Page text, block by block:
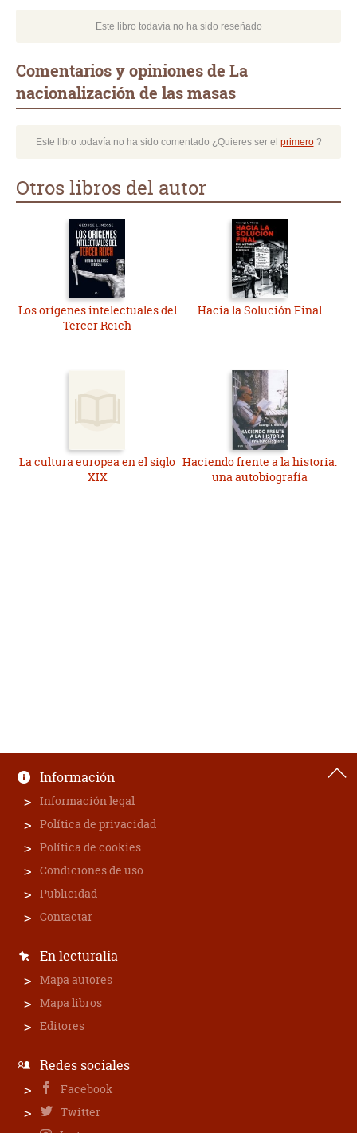
Este libro todavía no ha sido reseñado
Comentarios y opiniones de La
nacionalización de las masas
Este libro todavía no ha sido comentado ¿Quieres ser el primero?
Otros libros del autor
Los orígenes intelectuales del
Tercer Reich
Hacia la Solución Final
La cultura europea en el siglo
XIX
Haciendo frente a la historia:
una autobiografía
Información
Información legal
Política de privacidad
Política de cookies
Condiciones de uso
Publicidad
Contactar
En lecturalia
Mapa autores
Mapa libros
Editores
Redes sociales
Facebook
Twitter